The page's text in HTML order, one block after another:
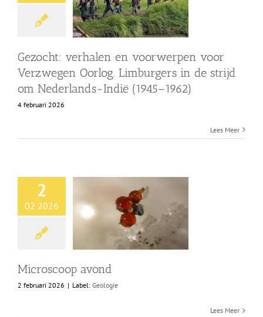
Gezocht: verhalen en voorwerpen voor
Verzwegen Oorlog. Limburgers in de strijd
om Nederlands-Indië (1945–1962)
4 februari 2026
Lees Meer
2
02 2026
Microscoop avond
2 februari 2026 | Label: Geologie
Lees Meer